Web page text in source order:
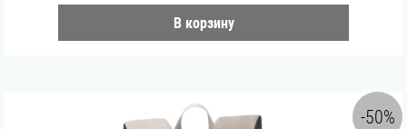
В корзину
-50%